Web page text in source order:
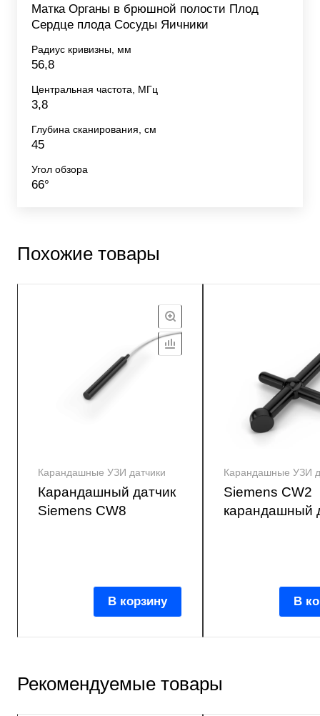
Матка Органы в брюшной полости Плод
Сердце плода Сосуды Яичники
Радиус кривизны, мм
56,8
Центральная частота, МГц
3,8
Глубина сканирования, см
45
Угол обзора
66°
Похожие товары
Карандашные УЗИ датчики
Карандашный датчик
Siemens CW8
В корзину
Карандашные УЗИ
Siemens CW2
карандашный
В
Рекомендуемые товары